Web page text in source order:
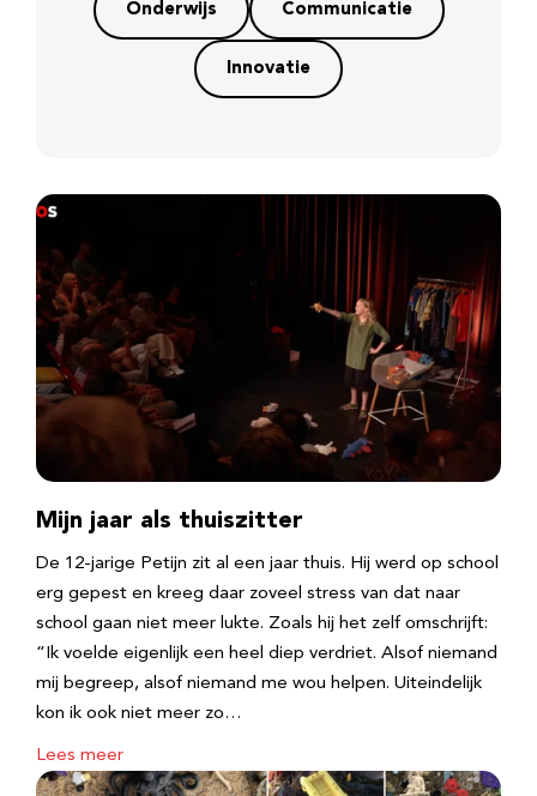
Onderwijs Communicatie
Innovatie
Mijn jaar als thuiszitter
De 12-jarige Petijn zit al een jaar thuis. Hij werd op school
erg gepest en kreeg daar zoveel stress van dat naar
school gaan niet meer lukte. Zoals hij het zelf omschrijft:
“Ik voelde eigenlijk een heel diep verdriet. Alsof niemand
mij begreep, alsof niemand me wou helpen. Uiteindelijk
kon ik ook niet meer zo…
Lees meer